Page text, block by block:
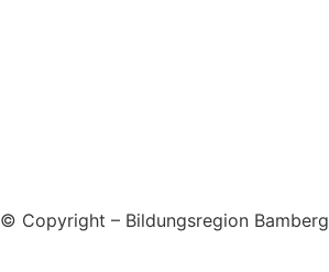
© Copyright – Bildungsregion Bamberg